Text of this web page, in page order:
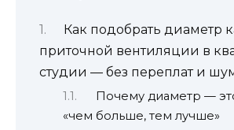
Как подобрать диаметр
приточной вентиляции в
студии — без переплат и
Почему диаметр —
«чем больше, тем лучше»